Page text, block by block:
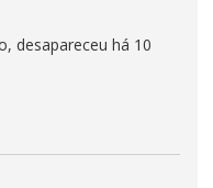
desapareceu há 10